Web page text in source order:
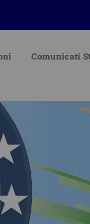
Comunicati